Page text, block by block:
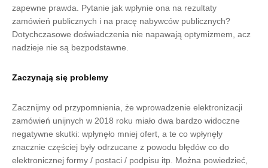
zapewne prawda. Pytanie jak wpłynie ona na rezultaty
zamówień publicznych i na pracę nabywców publicznych?
Dotychczasowe doświadczenia nie napawają optymizmem, acz
nadzieje nie są bezpodstawne.
Zaczynają się problemy
Zacznijmy od przypomnienia, że wprowadzenie elektronizacji
zamówień unijnych w 2018 roku miało dwa bardzo widoczne
negatywne skutki: wpłynęło mniej ofert, a te co wpłynęły
znacznie częściej były odrzucane z powodu błędów co do
elektronicznej formy / postaci / podpisu itp. Można powiedzieć,